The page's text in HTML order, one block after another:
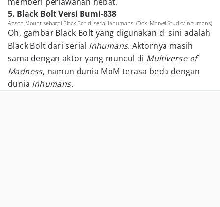
5. Black Bolt Versi Bumi-838
Anson Mount sebagai Black Bolt di serial Inhumans. (Dok. Marvel Studio/Inhumans)
Oh, gambar Black Bolt yang digunakan di sini adalah
Black Bolt dari serial Inhumans. Aktornya masih
sama dengan aktor yang muncul di Multiverse of
Madness, namun dunia MoM terasa beda dengan
dunia Inhumans.